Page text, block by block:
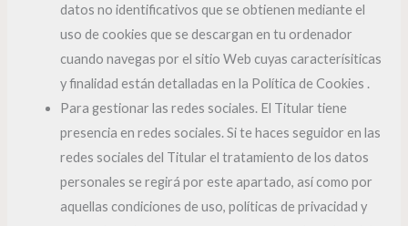
datos no identificativos que se obtienen mediante el
uso de cookies que se descargan en tu ordenador
cuando navegas por el sitio Web cuyas caracterísiticas
y finalidad están detalladas en la Política de Cookies .
Para gestionar las redes sociales. El Titular tiene
presencia en redes sociales. Si te haces seguidor en las
redes sociales del Titular el tratamiento de los datos
personales se regirá por este apartado, así como por
aquellas condiciones de uso, políticas de privacidad y